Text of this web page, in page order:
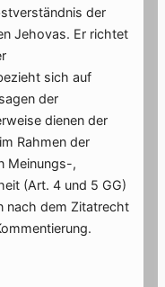
der
Jehovas. Er richtet
sich auf
der
dienen der
Rahmen der
Meinungs-,
(Art. 4 und 5 GG)
nach dem Zitatrecht